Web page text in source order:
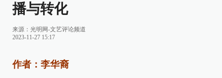
播与转化
来源： 光明网-文艺评论频道
2023-11-27 15:17
作者：李华裔